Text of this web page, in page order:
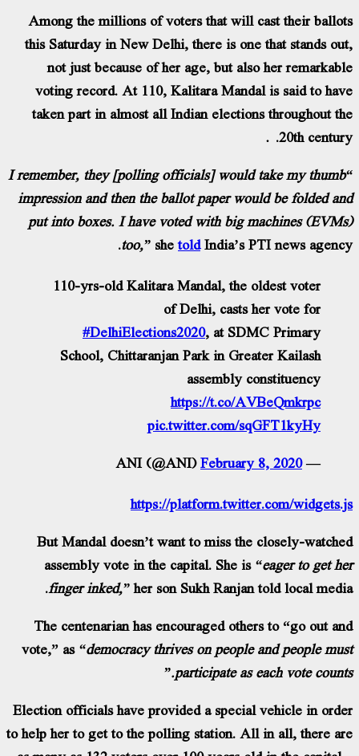
Among the millions of voters that will cast their
this Saturday in New Delhi, there is one that stands
not just because of her age, but also her
voting record. At 110, Kalitara Mandal is said to
taken part in almost all Indian elections throughout
20th
“I remember, they [polling officials] would take my
impression and then the ballot paper would be folded
put into boxes. I have voted with big machines
too,”shetoldIndia’s PTI news
110-yrs-old Kalitara Mandal, the oldest voter
of Delhi, casts her vote for
#DelhiElections2020, at SDMC Primary
School, Chittaranjan Park in Greater Kailash
assembly constituency
https://t.co/AVBeQmkrpc
pic.twitter.com/sqGFT1kyHy
— ANI (@ANI)
February 8, 2020
https://platform.twitter.com/
But Mandal doesn’t want to miss the closely-
assembly vote in the capital. She is“eager to get
finger inked,”her son Sukh Ranjan told local
The centenarian has encouraged others to “go out
vote,” as“democracy thrives on people and people
participate as each vote
Election officials have provided a special vehicle in
to help her to get to the polling station. All in all, there